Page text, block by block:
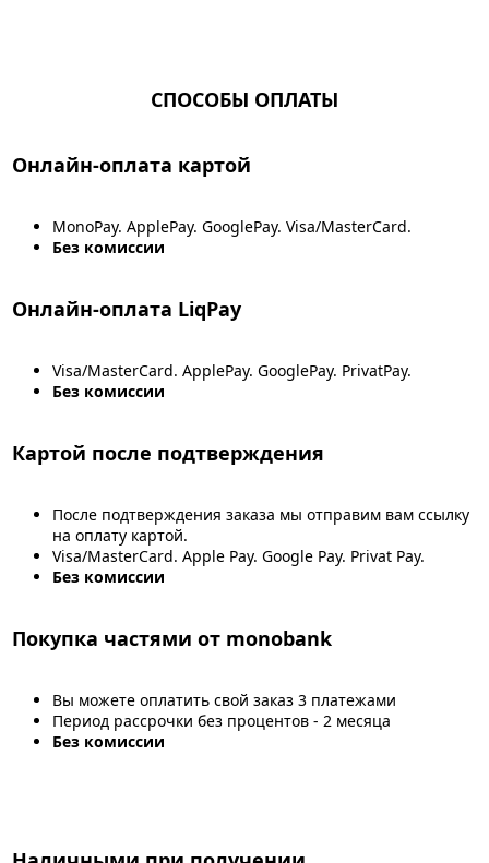
СПОСОБЫ ОПЛАТЫ
Онлайн-оплата картой
MonoPay. ApplePay. GooglePay. Visa/MasterCard.
Без комиссии
Онлайн-оплата LiqPay
Visa/MasterCard. ApplePay. GooglePay. PrivatPay.
Без комиссии
Картой после подтверждения
После подтверждения заказа мы отправим вам ссылку
на оплату картой.
Visa/MasterCard. Apple Pay. Google Pay. Privat Pay.
Без комиссии
Покупка частями от monobank
Вы можете оплатить свой заказ 3 платежами
Период рассрочки без процентов - 2 месяца
Без комиссии